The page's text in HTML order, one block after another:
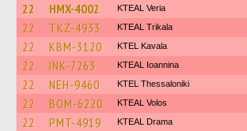
22 HMX-4002 KTEAL Veria
22 TKZ-4933 KTEAL Trikala
22 KBM-3120 KTEL Kavala
22 INK-7263 KTEAL Ioannina
22 NEH-9460 KTEL Thessaloniki
22 BOM-6220 KTEAL Volos
22 PMT-4919 KTEAL Drama